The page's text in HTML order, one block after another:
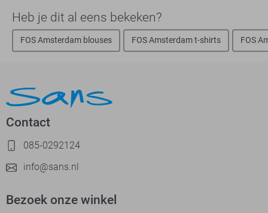
Heb je dit al eens bekeken?
FOS Amsterdam blouses FOS Amsterdam t-shirts FOS
Contact
085-0292124
info@sans.nl
Bezoek onze winkel